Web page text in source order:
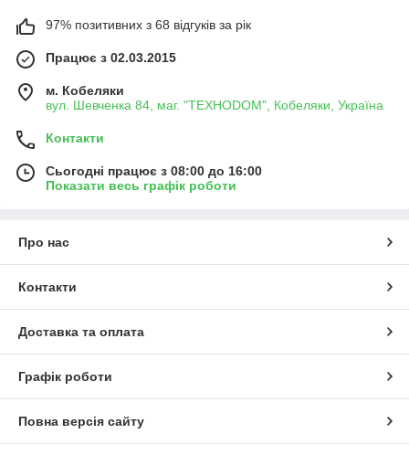
97% позитивних з 68 відгуків за рік
Працює з 02.03.2015
м. Кобеляки
вул. Шевченка 84, маг. "ТЕХНОDOM", Кобеляки, Україна
Контакти
Сьогодні працює з 08:00 до 16:00
Показати весь графік роботи
Про нас
Контакти
Доставка та оплата
Графік роботи
Повна версія сайту